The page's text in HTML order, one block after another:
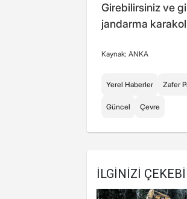
Girebilirsiniz ve
jandarma
Kaynak: ANKA
Yerel Haberler Zafer
Güncel Çevre